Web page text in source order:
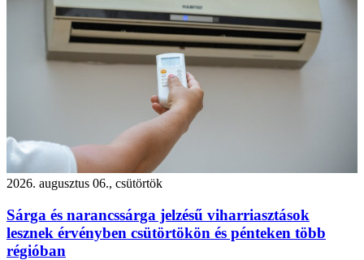
2026. augusztus 06., csütörtök
Sárga és narancssárga jelzésű viharriasztások
lesznek érvényben csütörtökön és pénteken több
régióban